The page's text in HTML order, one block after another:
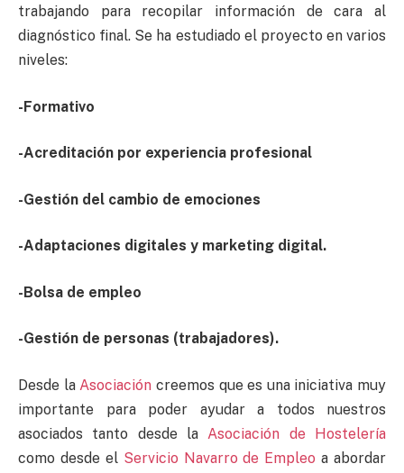
trabajando para recopilar información de cara al
diagnóstico final. Se ha estudiado el proyecto en varios
niveles:
-Formativo
-Acreditación por experiencia profesional
-Gestión del cambio de emociones
-Adaptaciones digitales y marketing digital.
-Bolsa de empleo
-Gestión de personas (trabajadores).
Desde laAsociación creemos que es una iniciativa muy
importante para poder ayudar a todos nuestros
asociados tanto desde laAsociación de Hostelería
como desde el Servicio Navarro de Empleo a abordar